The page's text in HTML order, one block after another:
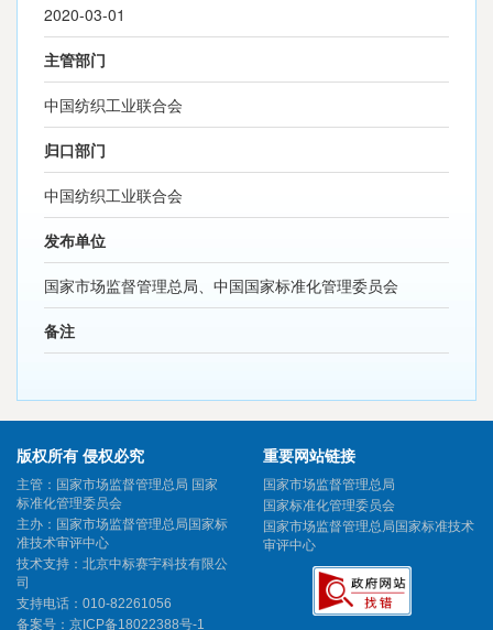
2020-03-01
主管部门
中国纺织工业联合会
归口部门
中国纺织工业联合会
发布单位
国家市场监督管理总局、中国国家标准化管理委员会
备注
版权所有 侵权必究
主管：国家市场监督管理总局 国家
标准化管理委员会
主办：国家市场监督管理总局国家标
准技术审评中心
技术支持：北京中标赛宇科技有限公
司
支持电话：010-82261056
备案号： 京ICP备18022388号-1
重要网站链接
国家市场监督管理总局
国家标准化管理委员会
国家市场监督管理总局国家标准技术
审评中心